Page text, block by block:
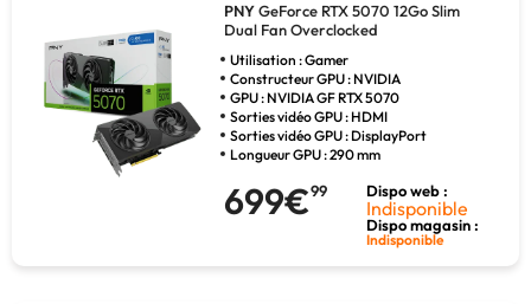
PNYGeForce RTX 5070 12Go Slim
Dual Fan Overclocked
Utilisation : Gamer
Constructeur GPU : NVIDIA
GPU : NVIDIA GF RTX 5070
Sorties vidéo GPU : HDMI
Sorties vidéo GPU : DisplayPort
Longueur GPU : 290 mm
699€99 Dispo web :
Indisponible
Dispo magasin :
Indisponible